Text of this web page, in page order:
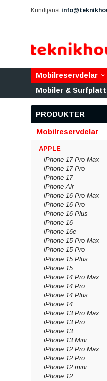
Kundtjänst
Mobilreservdelar
Mobiler &
PRODUKTER
Mobilreservdelar
APPLE
iPhone 17 Pro Max
iPhone 17 Pro
iPhone 17
iPhone Air
iPhone 16 Pro Max
iPhone 16 Pro
iPhone 16 Plus
iPhone 16
iPhone 16e
iPhone 15 Pro Max
iPhone 15 Pro
iPhone 15 Plus
iPhone 15
iPhone 14 Pro Max
iPhone 14 Pro
iPhone 14 Plus
iPhone 14
iPhone 13 Pro Max
iPhone 13 Pro
iPhone 13
iPhone 13 Mini
iPhone 12 Pro Max
iPhone 12 Pro
iPhone 12 mini
iPhone 12